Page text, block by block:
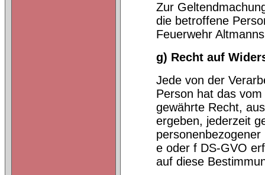
Zur
die betroffene
Feuerwehr
g) Recht auf
Jede von der
Person hat das
gewährte Recht,
ergeben, jederzeit
e oder f DS-GVO
auf diese